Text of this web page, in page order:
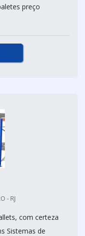
preço
- RJ
com certeza
Sistemas de